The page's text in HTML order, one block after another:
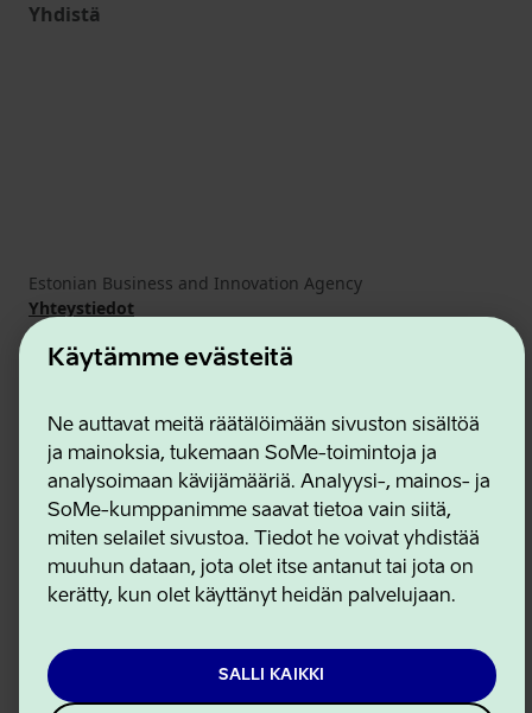
Käytämme evästeitä
Ne auttavat meitä räätälöimään sivuston sisältöä
ja mainoksia, tukemaan SoMe-toimintoja ja
analysoimaan kävijämääriä. Analyysi-, mainos- ja
SoMe-kumppanimme saavat tietoa vain siitä,
miten selailet sivustoa. Tiedot he voivat yhdistää
muuhun dataan, jota olet itse antanut tai jota on
kerätty, kun olet käyttänyt heidän palvelujaan.
SALLI KAIKKI
Yhdistä
Estonian Business and Innovation Agency
Yhteystiedot
Yhteistyökumppanit
Käyttöehdot